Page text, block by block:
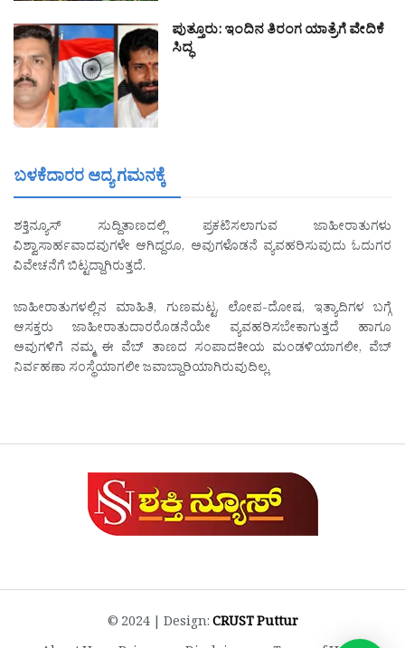
ಪುತ್ತೂರು: ಇಂದಿನ ತಿರಂಗ ಯಾತ್ರೆಗೆ ವೇದಿಕೆ
ಸಿದ್ಧ
ಬಳಕೆದಾರರ ಆದ್ಯ ಗಮನಕ್ಕೆ
ಶಕ್ತಿನ್ಯೂಸ್ ಸುದ್ದಿತಾಣದಲ್ಲಿ ಪ್ರಕಟಿಸಲಾಗುವ ಜಾಹೀರಾತುಗಳು
ವಿಶ್ವಾಸಾರ್ಹವಾದವುಗಳೇ ಆಗಿದ್ದರೂ, ಅವುಗಳೊಡನೆ ವ್ಯವಹರಿಸುವುದು ಓದುಗರ
ವಿವೇಚನೆಗೆ ಬಿಟ್ಟದ್ದಾಗಿರುತ್ತದೆ.
ಜಾಹೀರಾತುಗಳಲ್ಲಿನ ಮಾಹಿತಿ, ಗುಣಮಟ್ಟ, ಲೋಪ-ದೋಷ, ಇತ್ಯಾದಿಗಳ ಬಗ್ಗೆ
ಆಸಕ್ತರು ಜಾಹೀರಾತುದಾರರೊಡನೆಯೇ ವ್ಯವಹರಿಸಬೇಕಾಗುತ್ತದೆ ಹಾಗೂ
ಅವುಗಳಿಗೆ ನಮ್ಮ ಈ ವೆಬ್ ತಾಣದ ಸಂಪಾದಕೀಯ ಮಂಡಳಿಯಾಗಲೀ, ವೆಬ್
ನಿರ್ವಹಣಾ ಸಂಸ್ಥೆಯಾಗಲೀ ಜವಾಬ್ದಾರಿಯಾಗಿರುವುದಿಲ್ಲ.
© 2024 | Design:CRUST Puttur